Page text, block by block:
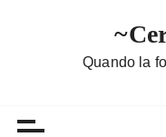
Quando la